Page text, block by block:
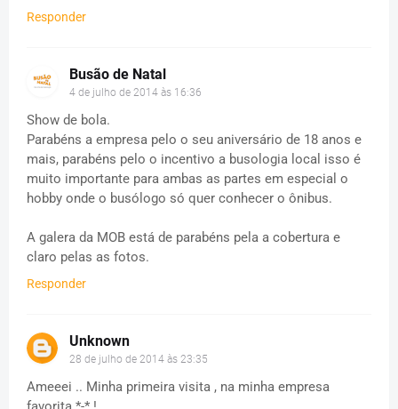
Responder
Busão de Natal
4 de julho de 2014 às 16:36
Show de bola.
Parabéns a empresa pelo o seu aniversário de 18 anos e
mais, parabéns pelo o incentivo a busologia local isso é
muito importante para ambas as partes em especial o
hobby onde o busólogo só quer conhecer o ônibus.
A galera da MOB está de parabéns pela a cobertura e
claro pelas as fotos.
Responder
Unknown
28 de julho de 2014 às 23:35
Ameeei .. Minha primeira visita , na minha empresa